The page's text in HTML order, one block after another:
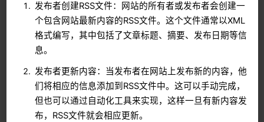
发布者创建RSS文件：网站的所有者或发布者会创建一
个包含网站最新内容的RSS文件。这个文件通常以XML
格式编写，其中包括了文章标题、摘要、发布日期等信
息。
发布者更新内容：当发布者在网站上发布新的内容，他
们将相应的信息添加到RSS文件中。这可以手动完成，
但也可以通过自动化工具来实现，这样一旦有新内容发
布，RSS文件就会相应更新。